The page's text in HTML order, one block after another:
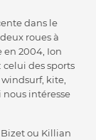
dans le
roues à
en 2004, Ion
des sports
kite,
intéresse
ou Killian